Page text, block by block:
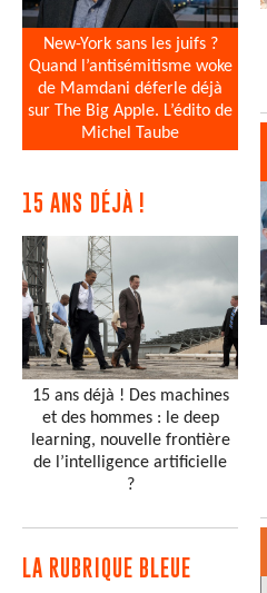
New-York sans les juifs ?
Quand l’antisémitisme woke
de Mamdani déferle déjà
sur The Big Apple. L’édito de
Michel Taube
15 ANS DÉJÀ !
15 ans déjà ! Des machines
et des hommes : le deep
learning, nouvelle frontière
de l’intelligence artificielle
?
LA RUBRIQUE BLEUE